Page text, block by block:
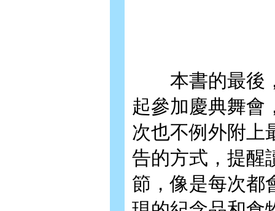
本書的最後，
起參加慶典舞會
次也不例外附上
告的方式，提醒
節，像是每次都